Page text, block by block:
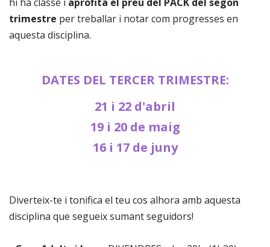
trimestre per treballar i notar com progresses en
aquesta disciplina.
DATES DEL TERCER TRIMESTRE:
21 i 22 d'abril
19 i 20 de maig
16 i 17 de juny
Diverteix-te i tonifica el teu cos alhora amb aquesta
disciplina que segueix sumant seguidors!